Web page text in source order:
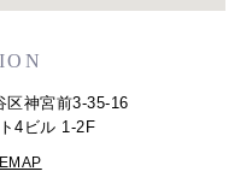
区神宮前3-35-16
4ビル 1-2F